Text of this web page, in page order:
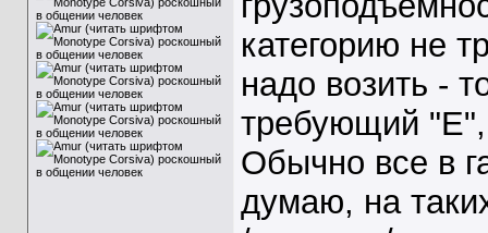
категорию не
надо возить -
требующий "Е",
Обычно все в
думаю, на